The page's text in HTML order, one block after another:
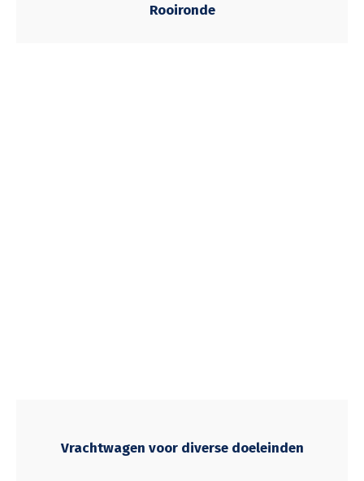
Rooironde
Vrachtwagen voor diverse doeleinden